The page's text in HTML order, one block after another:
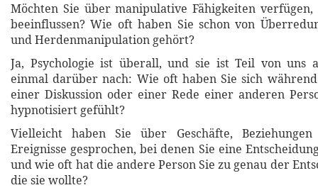
Möchten Sie über manipulative Fähigkeiten verfügen,
beeinflussen? Wie oft haben Sie schon von
und Herdenmanipulation gehört?
Ja, Psychologie ist überall, und sie ist Teil von uns
einmal darüber nach: Wie oft haben Sie sich während
einer Diskussion oder einer Rede einer anderen
hypnotisiert gefühlt?
Vielleicht haben Sie über Geschäfte,
Ereignisse gesprochen, bei denen Sie eine
und wie oft hat die andere Person Sie zu genau der
die sie wollte?